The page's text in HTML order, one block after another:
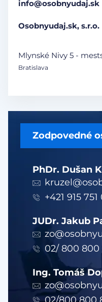
Zodpovedné
PhDr. Dušan
+421 915
JUDr. Jakub
02/ 800 800
Ing. Tomáš
info@osobnyudaj.sk
Osobnyudaj.sk, s.r.o.
Mlynské Nivy 5 -
Bratislava